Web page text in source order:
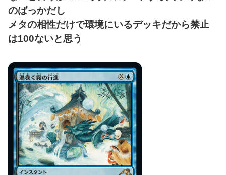
のばっかだし
メタの相性だけで環境にいるデッキだから禁止
は100ないと思う